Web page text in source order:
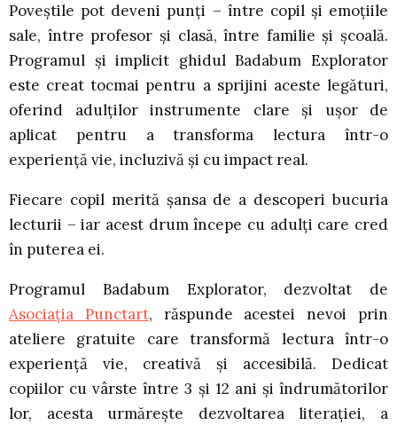
Poveștile pot deveni punți – între copil și emoțiile
sale, între profesor și clasă, între familie și școală.
Programul și implicit ghidul Badabum Explorator
este creat tocmai pentru a sprijini aceste legături,
oferind adulților instrumente clare și ușor de
aplicat pentru a transforma lectura într-o
experiență vie, incluzivă și cu impact real.
Fiecare copil merită șansa de a descoperi bucuria
lecturii – iar acest drum începe cu adulți care cred
în puterea ei.
Programul Badabum Explorator, dezvoltat de
Asociația Punctart, răspunde acestei nevoi prin
ateliere gratuite care transformă lectura într-o
experiență vie, creativă și accesibilă. Dedicat
copiilor cu vârste între 3 și 12 ani și îndrumătorilor
lor, acesta urmărește dezvoltarea literației, a